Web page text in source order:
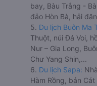
bay, Bàu Trắng -
đảo Hòn Bà, hải
5. Du lịch Buôn Ma
Thuột, núi Đá Voi,
Nur – Gia Long,
Chư Yang Shin,...
6. Du lịch Sapa:
Hàm Rồng, bản